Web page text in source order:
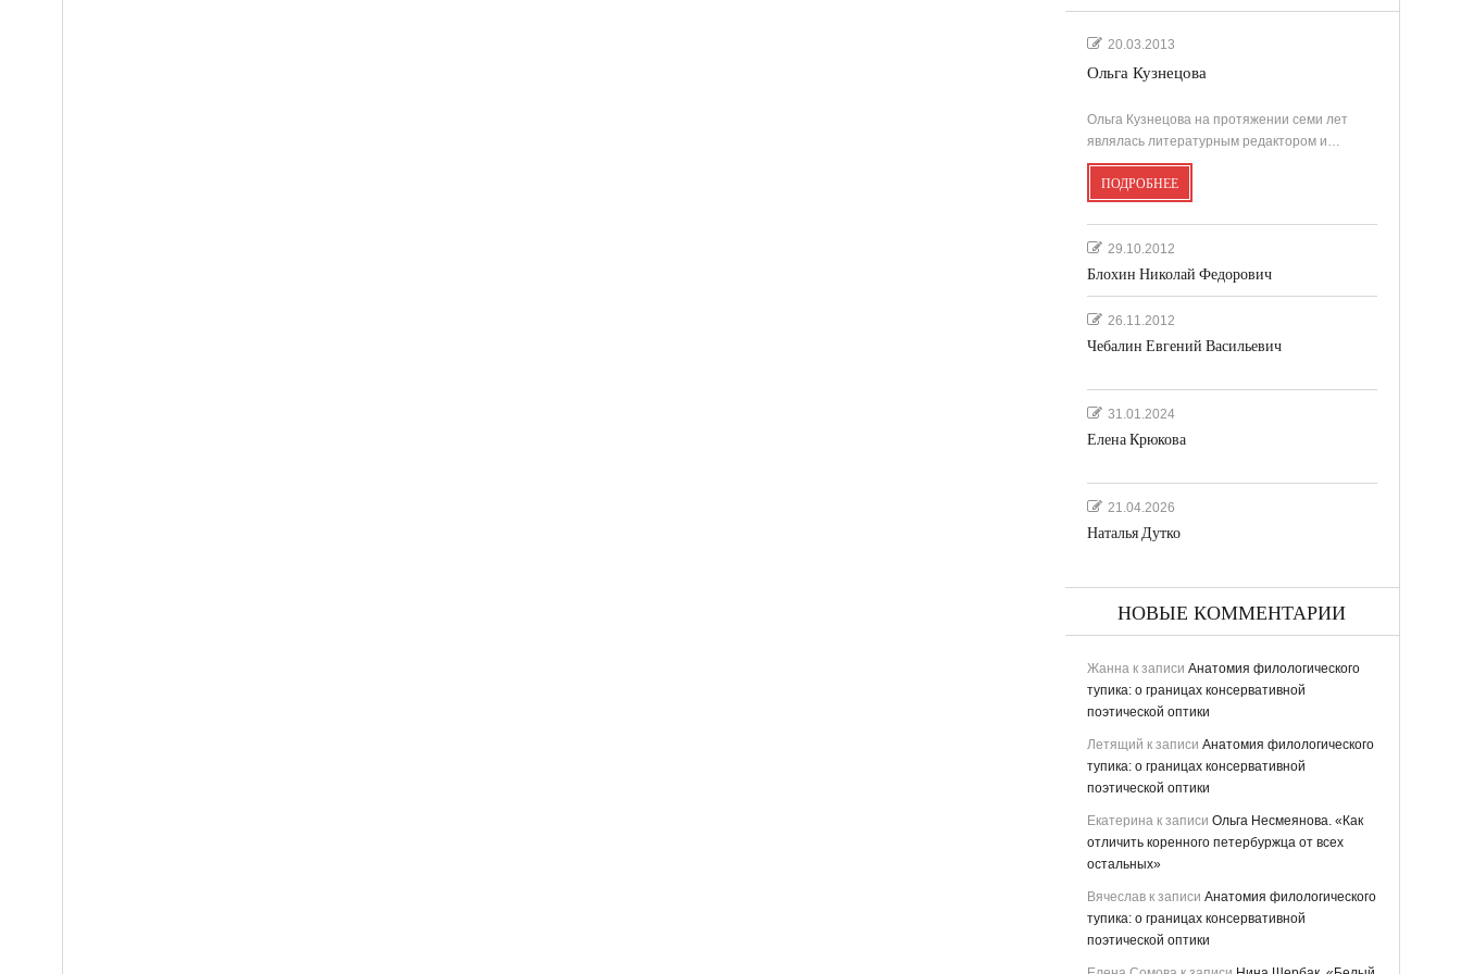
20.03.2013
Ольга Кузнецова
Ольга Кузнецова на протяжении семи лет
являлась литературным редактором и…
ПОДРОБНЕЕ
29.10.2012
Блохин Николай Федорович
26.11.2012
Чебалин Евгений Васильевич
31.01.2024
Елена Крюкова
21.04.2026
Наталья Дутко
НОВЫЕ КОММЕНТАРИИ
Жаннак записи Анатомия филологического
тупика: о границах консервативной
поэтической оптики
Летящий к записи Анатомия филологического
тупика: о границах консервативной
поэтической оптики
Екатеринак записи Ольга Несмеянова. «Как
отличить коренного петербуржца от всех
остальных»
Вячеславк записи Анатомия филологического
тупика: о границах консервативной
поэтической оптики